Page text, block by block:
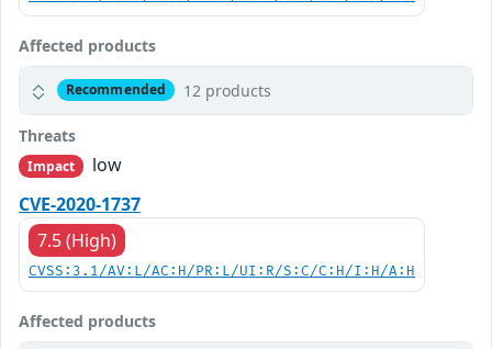
Affected products
Recommended 12 products
Threats
Impact
low
CVE-2020-1737
7.5 (High)
CVSS:3.1/AV:L/AC:H/PR:L/UI:R/S:C/C:H/I:H/A:H
Affected products